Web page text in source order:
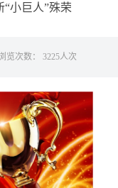
“小巨人”殊荣
览次数： 3225人次